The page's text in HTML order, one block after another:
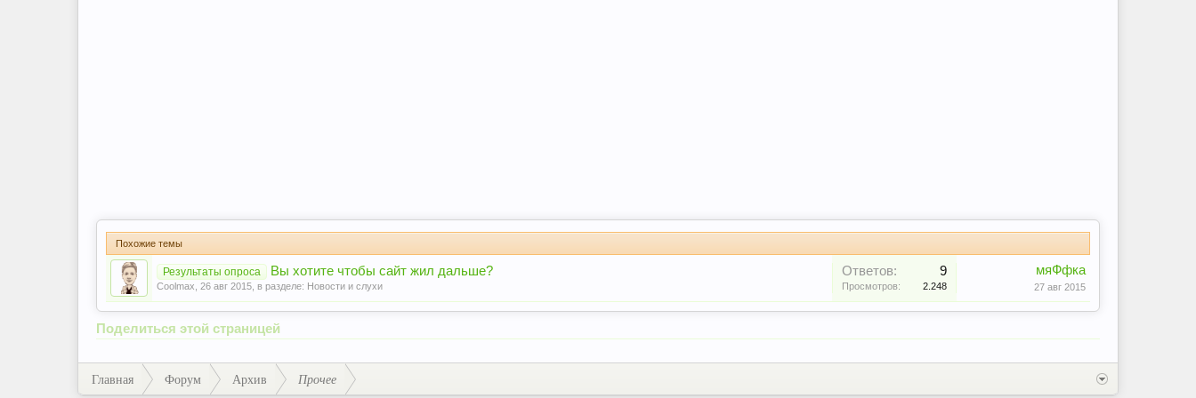
Похожие темы
Результаты опроса Вы хотите чтобы сайт жил дальше?
Coolmax 26 авг 2015 , в разделе: Новости и слухи
Ответов: 9
Просмотров: 2.248
мяФфка
27 авг 2015
Поделиться этой страницей
Главная Форум Архив Прочее